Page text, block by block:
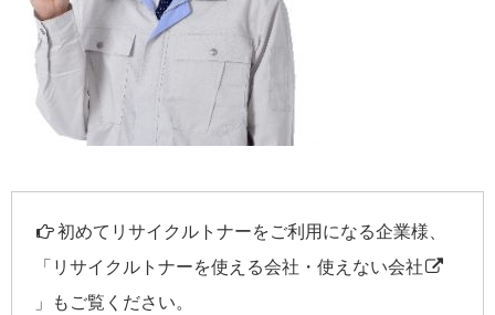
初めてリサイクルトナーをご利用になる企業様、
「 リサイクルトナーを使える会社・使えない会社
」もご覧ください。